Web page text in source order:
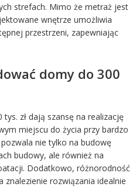
strefach. Mimo że metraż jest
wnętrze umożliwia
przestrzeni, zapewniając
domy do 300
zł dają szansę na realizację
miejscu do życia przy bardzo
nie tylko na budowę
budowy, ale również na
Dodatkowo, różnorodność
rozwiązania idealnie